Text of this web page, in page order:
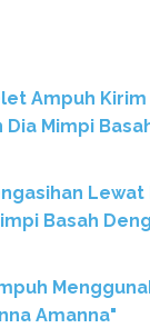
Ampuh Kirim
Dia Mimpi
Basah
Amanna"